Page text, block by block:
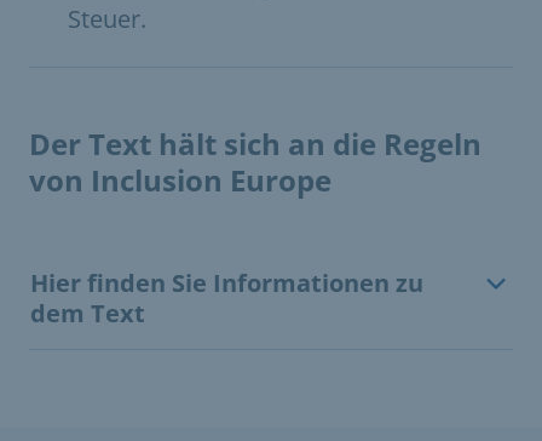
Steuer.
Der Text hält sich an die Regeln
von Inclusion Europe
Hier finden Sie Informationen zu
dem Text